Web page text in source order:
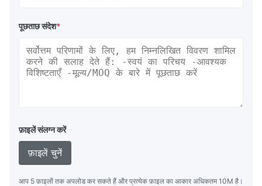
पूछताछ संदेश*
फ़ाइलें संलग्न करें
फ़ाइलें चुनें
आप 5 फ़ाइलों तक अपलोड कर सकते हैं और प्रत्येक फ़ाइल का आकार अधिकतम 10M है।